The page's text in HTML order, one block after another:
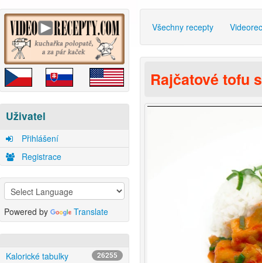
Uživatel
Přihlášení
Registrace
Powered by Translate
Kalorické tabulky 26255
Všechny recepty
Rajčatové tofu